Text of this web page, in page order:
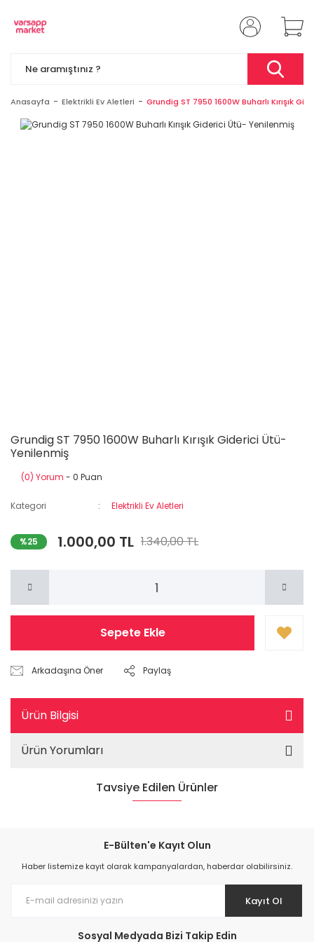
Anasayfa Elektrikli Ev Aletleri Grundig ST 7950 1600W Buharlı Kırışık
Grundig ST 7950 1600W Buharlı Kırışık Giderici Ütü-
Yenilenmiş
(0) Yorum - 0 Puan
Kategori Elektrikli Ev Aletleri
%25 1.000,00 TL 1.340,00 TL
Sepete Ekle
Arkadaşına Öner Paylaş
Ürün Bilgisi
Ürün Yorumları
Tavsiye Edilen Ürünler
E-Bülten'e Kayıt Olun
Haber listemize kayıt olarak kampanyalardan, haberdar olabilirsiniz.
Kayıt Ol
Sosyal Medyada Bizi Takip Edin